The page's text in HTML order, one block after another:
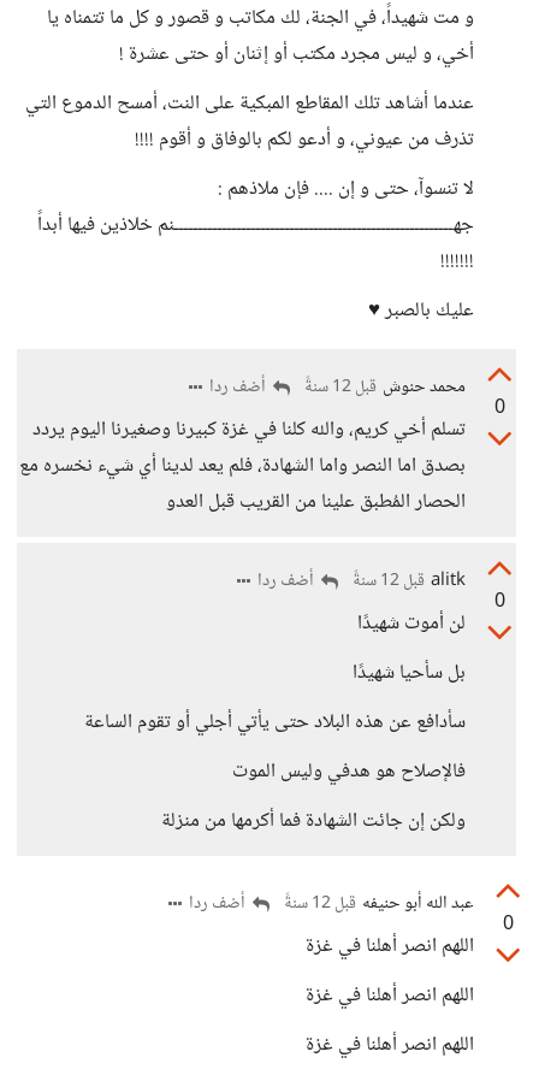
و مت شهيداً، في الجنة، لك مكاتب و قصور و كل ما تتمناه يا
أخي، و ليس مجرد مكتب أو إثنان أو حتى عشرة !
عندما أشاهد تلك المقاطع المبكية على النت، أمسح الدموع التي
تذرف من عيوني، و أدعو لكم بالوفاق و أقوم !!!!
لا تنسوآ، حتى و إن .... فإن ملاذهم :
جهــــــــــــــــــــــــــــــــــــــــــــــــــــــــــنم خلاذين فيها أبداً
!!!!!!!
عليك بالصبر ♥
0
محمد حنوش قبل 12 سنةً أضف ردا
تسلم أخي كريم، والله كلنا في غزة كبيرنا وصغيرنا اليوم يردد
بصدق اما النصر واما الشهادة، فلم يعد لدينا أي شيء نخسره مع
الحصار المُطبق علينا من القريب قبل العدو
0
alitk قبل 12 سنةً أضف ردا
لن أموت شهيدًا
بل سأحيا شهيدًا
سأدافع عن هذه البلاد حتى يأتي أجلي أو تقوم الساعة
فالإصلاح هو هدفي وليس الموت
ولكن إن جائت الشهادة فما أكرمها من منزلة
0
عبد الله أبو حنيفه قبل 12 سنةً أضف ردا
اللهم انصر أهلنا في غزة
اللهم انصر أهلنا في غزة
اللهم انصر أهلنا في غزة